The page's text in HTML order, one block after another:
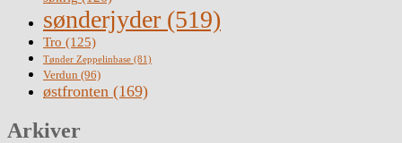
sønderjyder (519)
Tro (125)
Tønder Zeppelinbase (81)
Verdun (96)
østfronten (169)
Arkiver